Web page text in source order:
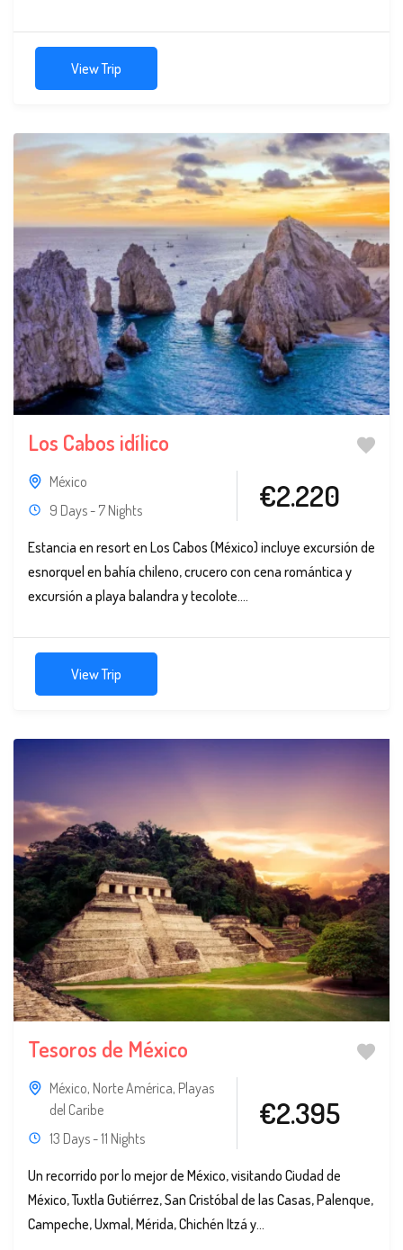
View Trip
Los Cabos idílico
México
9 Days - 7 Nights
€2.220
Estancia en resort en Los Cabos (México) incluye excursión de
esnorquel en bahía chileno, crucero con cena romántica y
excursión a playa balandra y tecolote....
View Trip
Tesoros de México
México, Norte América, Playas
del Caribe
13 Days - 11 Nights
€2.395
Un recorrido por lo mejor de México, visitando Ciudad de
México, Tuxtla Gutiérrez, San Cristóbal de las Casas, Palenque,
Campeche, Uxmal, Mérida, Chichén Itzá y...